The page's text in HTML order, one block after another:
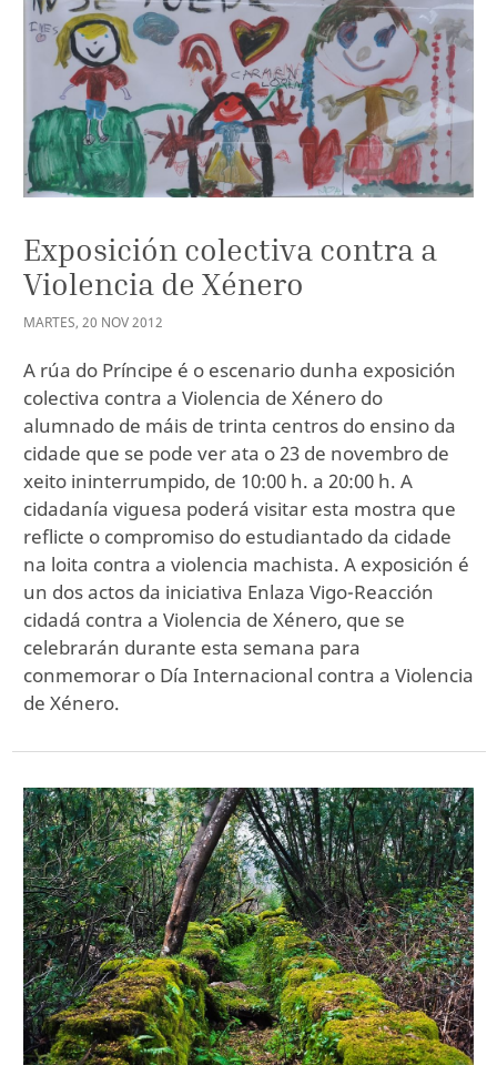
Exposición colectiva contra a
Violencia de Xénero
MARTES, 20 NOV2012
A rúa do Príncipe é o escenario dunha exposición
colectiva contra a Violencia de Xénero do
alumnado de máis de trinta centros do ensino da
cidade que se pode ver ata o 23 de novembro de
xeito ininterrumpido, de 10:00 h. a 20:00 h. A
cidadanía viguesa poderá visitar esta mostra que
reflicte o compromiso do estudiantado da cidade
na loita contra a violencia machista. A exposición é
un dos actos da iniciativa Enlaza Vigo-Reacción
cidadá contra a Violencia de Xénero, que se
celebrarán durante esta semana para
conmemorar o Día Internacional contra a Violencia
de Xénero.